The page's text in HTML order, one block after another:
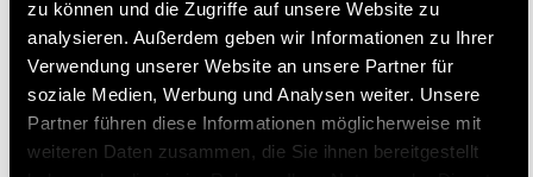
zu können und die Zugriffe auf unsere Website zu
analysieren. Außerdem geben wir Informationen zu Ihrer
Verwendung unserer Website an unsere Partner für
soziale Medien, Werbung und Analysen weiter. Unsere
Partner führen diese Informationen möglicherweise mit
weiteren Daten zusammen, die Sie ihnen bereitgestellt
Das Produktportfolio von Inpaq umfasst neben
Antennen eine Vielzahl von passiven
Komponenten, die für elektronische Schaltkreise
unerlässlich sind. Dazu gehören: